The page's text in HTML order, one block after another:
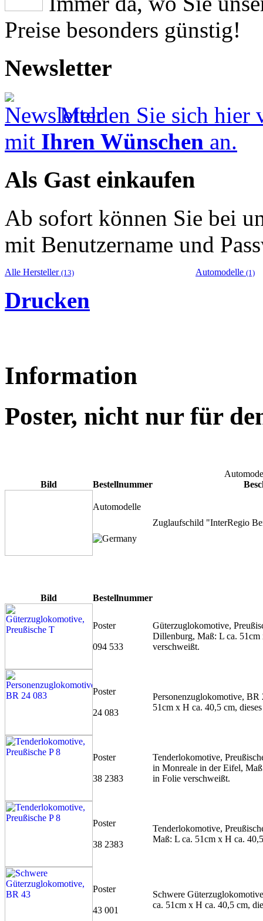
Preise besonders günstig!
Newsletter
Melden Sie sich
mit Ihren Wünschen an.
Als Gast einkaufen
Ab sofort können Sie bei
mit Benutzername und
Alle Hersteller (13) Automodelle (1)
Drucken
Information
Poster, nicht nur für
Bild
Bestellnummer
Automodelle
Zuglaufschild "InterRegio
Bild Bestellnummer
Poster
094 533
Güterzuglokomotive,
Dillenburg, Maß: L ca. 51cm
verschweißt.
Poster
24 083
Personenzuglokomotive,
51cm x H ca. 40,5 cm,
Poster
38 2383
Tenderlokomotive,
in Monreale in der Eifel,
in Folie verschweißt.
Poster
38 2383
Tenderlokomotive,
Maß: L ca. 51cm x H ca.
Poster
43 001
Schwere
ca. 51cm x H ca. 40,5 cm,